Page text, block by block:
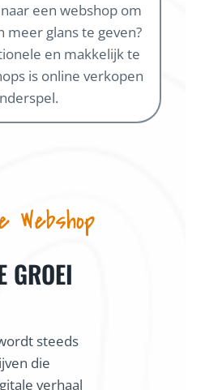
een webshop om
meer glans te geven?
en makkelijk te
is online verkopen
Webshop
GROEI
steeds
die
verhaal